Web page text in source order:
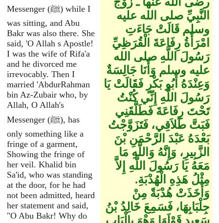
Messenger (ﷺ) while I
was sitting, and Abu
Bakr was also there. She
said, 'O Allah s Apostle!
I was the wife of Rifa'a
and he divorced me
irrevocably. Then I
married 'AbdurRahman
bin Az-Zubair who, by
Allah, O Allah's
Messenger (ﷺ), has
only something like a
fringe of a garment,
Showing the fringe of
her veil. Khalid bin
Sa'id, who was standing
at the door, for he had
not been admitted, heard
her statement and said,
"O Abu Bakr! Why do
النَّبِيِّ صلى الله عليه
وسلم قَالَتْ جَاءَتِ
امْرَأَةُ رِفَاعَةَ الْقُرَظِيِّ
رَسُولَ اللَّهِ صلى الله
عليه وسلم وَأَنَا جَالِسَةٌ
وَعِنْدَهُ أَبُو بَكْرٍ فَقَالَتْ يَا
رَسُولَ اللَّهِ إِنِّي كُنْتُ
تَحْتَ رِفَاعَةَ فَطَلَّقَنِي
فَبَتَّ طَلاَقِي، فَتَزَوَّجْتُ
بَعْدَهُ عَبْدَ الرَّحْمَنِ بْنَ
الزَّبِيرِ، وَإِنَّهُ وَاللَّهِ مَا
مَعَهُ يَا رَسُولَ اللَّهِ إِلاَّ
مِثْلُ هَذِهِ الْهُدْبَةِ‏.‏
وَأَخَذَتْ هُدْبَةً مِنْ
جِلْبَابِهَا، فَسَمِعَ خَالِدُ بْنُ